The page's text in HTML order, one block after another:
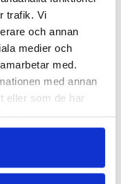
trafik. Vi
och annan
medier och
med.
med annan
eller som de har
retroperspektiv
läst på länge.
om
har en